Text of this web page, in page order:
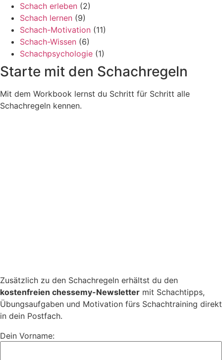
Schach erleben (2)
Schach lernen (9)
Schach-Motivation (11)
Schach-Wissen (6)
Schachpsychologie (1)
Starte mit den Schachregeln
Mit dem Workbook lernst du Schritt für Schritt alle
Schachregeln kennen.
Zusätzlich zu den Schachregeln erhältst du den
kostenfreien chessemy-Newsletter mit Schachtipps,
Übungsaufgaben und Motivation fürs Schachtraining direkt
in dein Postfach.
Dein Vorname: